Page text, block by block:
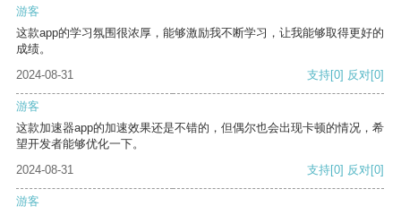
游客
这款app的学习氛围很浓厚，能够激励我不断学习，让我能够取得更好的
成绩。
2024-08-31
支持[0] 反对[0]
游客
这款加速器app的加速效果还是不错的，但偶尔也会出现卡顿的情况，希
望开发者能够优化一下。
2024-08-31
支持[0] 反对[0]
游客